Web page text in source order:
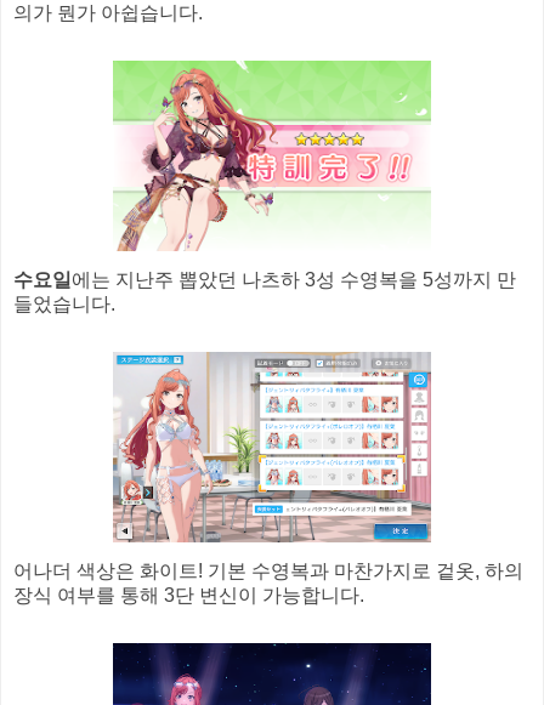
의가 뭔가 아쉽습니다.
수요일 에는 지난주 뽑았던 나츠하 3성 수영복을 5성까지 만
들었습니다.
어나더 색상은 화이트! 기본 수영복과 마찬가지로 겉옷, 하의
장식 여부를 통해 3단 변신이 가능합니다.